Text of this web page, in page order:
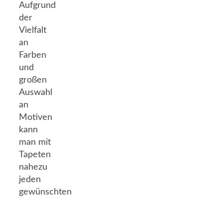
Aufgrund
der
Vielfalt
an
Farben
und
großen
Auswahl
an
Motiven
kann
man mit
Tapeten
nahezu
jeden
gewünschten